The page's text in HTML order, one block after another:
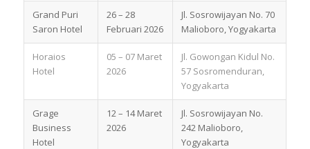
Grand Puri
Saron Hotel
26 – 28
Februari 2026
Jl. Sosrowijayan No. 70
Malioboro, Yogyakarta
Horaios
Hotel
05 – 07 Maret
2026
Jl. Gowongan Kidul No.
57 Sosromenduran,
Yogyakarta
Grage
Business
Hotel
12 – 14 Maret
2026
Jl. Sosrowijayan No.
242 Malioboro,
Yogyakarta